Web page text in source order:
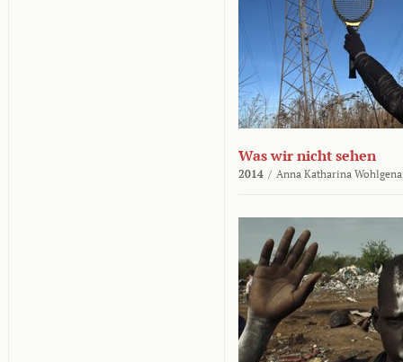
Was wir nicht sehen
2014 / Anna Katharina